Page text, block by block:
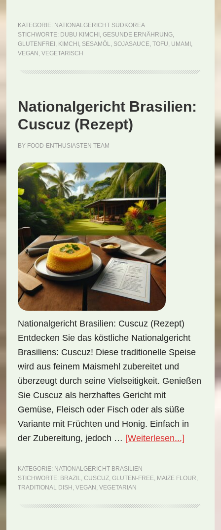
KATEGORIE: NATIONALGERICHT SÜDKOREA
STICHWORTE: DUBU KIMCHI , GESUNDE ERNÄHRUNG,
GLUTENFREI , KIMCHI , SESAMÖL, SOJASAUCE, TOFU, UMAMI ,
VEGAN , VEGETARISCH
Nationalgericht Brasilien:
Cuscuz (Rezept)
BY FOOD-ENTHUSIASTEN TEAM
Nationalgericht Brasilien: Cuscuz (Rezept)
Entdecken Sie das köstliche Nationalgericht
Brasiliens: Cuscuz! Diese traditionelle Speise
wird aus feinem Maismehl zubereitet und
überzeugt durch seine Vielseitigkeit. Genießen
Sie Cuscuz als herzhaftes Gericht mit
Gemüse, Fleisch oder Fisch oder als süße
Variante mit Früchten und Honig. Einfach in
der Zubereitung, jedoch … [Weiterlesen...]
(Rezept)
KATEGORIE: NATIONALGERICHT BRASILIEN
STICHWORTE: BRAZIL, CUSCUZ, GLUTEN-FREE, MAIZE FLOUR,
TRADITIONAL DISH , VEGAN , VEGETARIAN